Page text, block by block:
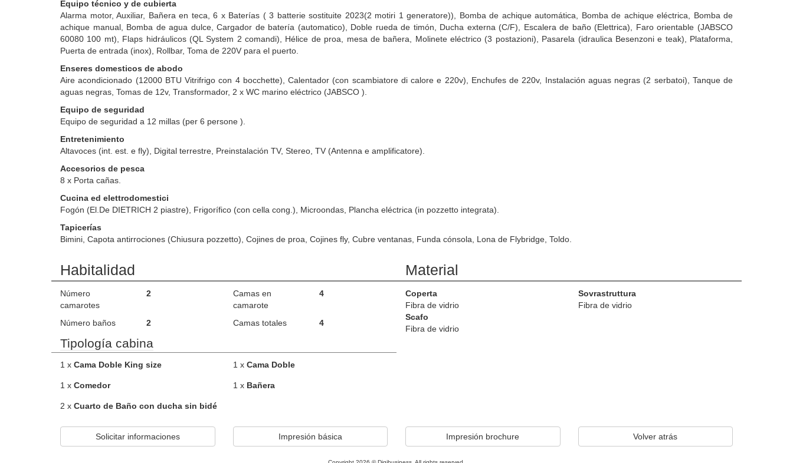
Equipo técnico y de cubierta
Alarma motor, Auxiliar, Bañera en teca, 6 x Baterías ( 3 batterie sostituite 2023(2 motiri 1 generatore)), Bomba de achique automática, Bomba de achique eléctrica, Bomba de
achique manual, Bomba de agua dulce, Cargador de batería (automatico), Doble rueda de timón, Ducha externa (C/F), Escalera de baño (Elettrica), Faro orientable (JABSCO
60080 100 mt), Flaps hidráulicos (QL System 2 comandi), Hélice de proa, mesa de bañera, Molinete eléctrico (3 postazioni), Pasarela (idraulica Besenzoni e teak), Plataforma,
Puerta de entrada (inox), Rollbar, Toma de 220V para el puerto.
Enseres domesticos de abodo
Aire acondicionado (12000 BTU Vitrifrigo con 4 bocchette), Calentador (con scambiatore di calore e 220v), Enchufes de 220v, Instalación aguas negras (2 serbatoi), Tanque de
aguas negras, Tomas de 12v, Transformador, 2 x WC marino eléctrico (JABSCO ).
Equipo de seguridad
Equipo de seguridad a 12 millas (per 6 persone ).
Entretenimiento
Altavoces (int. est. e fly), Digital terrestre, Preinstalación TV, Stereo, TV (Antenna e amplificatore).
Accesorios de pesca
8 x Porta cañas.
Cucina ed elettrodomestici
Fogón (El.De DIETRICH 2 piastre), Frigorífico (con cella cong.), Microondas, Plancha eléctrica (in pozzetto integrata).
Tapicerías
Bimini, Capota antirrociones (Chiusura pozzetto), Cojines de proa, Cojines fly, Cubre ventanas, Funda cónsola, Lona de Flybridge, Toldo.
Habitalidad
Número
camarotes
2
Número baños 2
Camas en
camarote
4
Camas totales 4
Tipología cabina
1 x Cama Doble King size 1 x Cama Doble
1 x Comedor 1 x Bañera
2 x Cuarto de Baño con ducha sin bidé
Material
Coperta
Fibra de vidrio
Sovrastruttura
Fibra de vidrio
Scafo
Fibra de vidrio
Solicitar informaciones Impresión básica Impresión brochure Volver atrás